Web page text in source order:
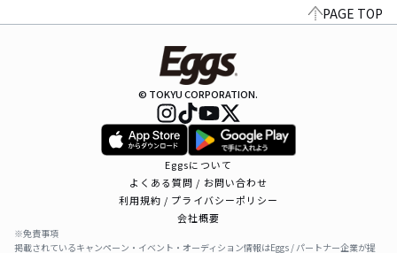
PAGE TOP
© TOKYU CORPORATION.
Eggsについて
よくある質問 / お問い合わせ
利用規約 / プライバシーポリシー
会社概要
※免責事項
掲載されているキャンペーン・イベント・オーディション情報はEggs / パートナー企業が提